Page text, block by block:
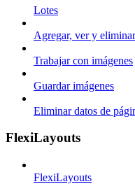
Lotes
Agregar, ver y
Trabajar con imágenes
Guardar imágenes
Eliminar datos de
FlexiLayouts
FlexiLayouts